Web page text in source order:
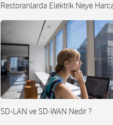
Restoranlarda Elektrik Neye
SD-LAN ve SD-WAN Nedir ?